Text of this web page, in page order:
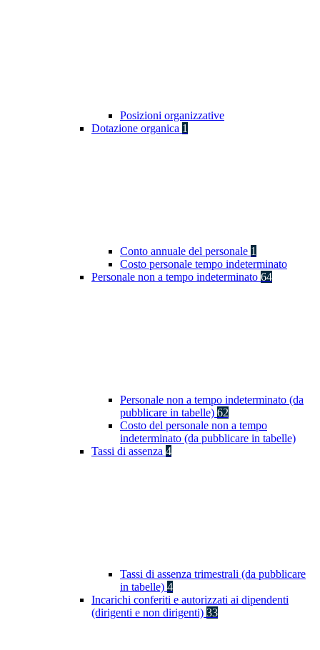
Posizioni organizzative
Dotazione organica 1
Conto annuale del personale 1
Costo personale tempo indeterminato
Personale non a tempo indeterminato 64
Personale non a tempo indeterminato (da
pubblicare in tabelle) 62
Costo del personale non a tempo
indeterminato (da pubblicare in tabelle)
Tassi di assenza 4
Tassi di assenza trimestrali (da pubblicare
in tabelle) 4
Incarichi conferiti e autorizzati ai dipendenti
(dirigenti e non dirigenti) 33